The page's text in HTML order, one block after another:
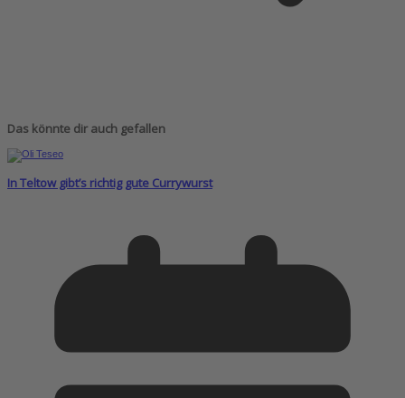
Das könnte dir auch gefallen
In Teltow gibt’s richtig gute Currywurst